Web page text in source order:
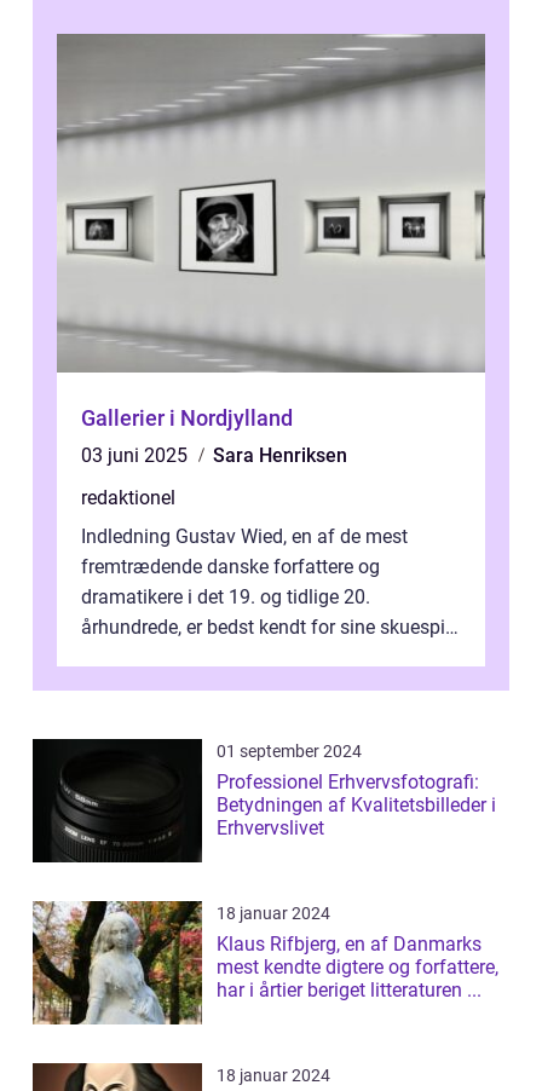
Gallerier i Nordjylland
03 juni 2025
Sara Henriksen
redaktionel
Indledning Gustav Wied, en af de mest
fremtrædende danske forfattere og
dramatikere i det 19. og tidlige 20.
århundrede, er bedst kendt for sine skuespil.
af...
01 september 2024
Professionel Erhvervsfotografi:
Betydningen af Kvalitetsbilleder i
Erhvervslivet
18 januar 2024
Klaus Rifbjerg, en af Danmarks
mest kendte digtere og forfattere,
har i årtier beriget litteraturen ...
18 januar 2024